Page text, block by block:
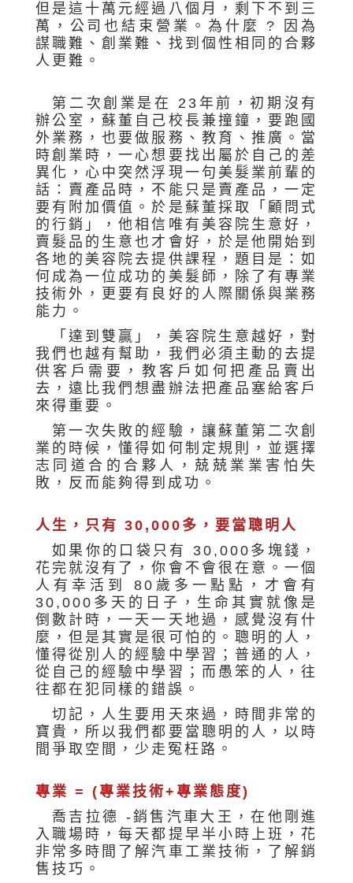
但是這十萬元經過八個月，剩下不到三
萬，公司也結束營業。為什麼 ? 因為
謀職難、創業難、找到個性相同的合夥
人更難。
第二次創業是在 23年前，初期沒有
辦公室，蘇董自己校長兼撞鐘，要跑國
外業務，也要做服務、教育、推廣。當
時創業時，一心想要找出屬於自己的差
異化，心中突然浮現一句美髮業前輩的
話：賣產品時，不能只是賣產品，一定
要有附加價值。於是蘇董採取「顧問式
的行銷」，他相信唯有美容院生意好，
賣髮品的生意也才會好，於是他開始到
各地的美容院去提供課程，題目是：如
何成為一位成功的美髮師，除了有專業
技術外，更要有良好的人際關係與業務
能力。
「達到雙贏」，美容院生意越好，對
我們也越有幫助，我們必須主動的去提
供客戶需要，教客戶如何把產品賣出
去，遠比我們想盡辦法把產品塞給客戶
來得重要。
第一次失敗的經驗，讓蘇董第二次創
業的時候，懂得如何制定規則，並選擇
志同道合的合夥人，兢兢業業害怕失
敗，反而能夠得到成功。
人生，只有 30,000多，要當聰明人
如果你的口袋只有 30,000多塊錢，
花完就沒有了，你會不會很在意。一個
人有幸活到 80歲多一點點，才會有
30,000多天的日子，生命其實就像是
倒數計時，一天一天地過，感覺沒有什
麼，但是其實是很可怕的。聰明的人，
懂得從別人的經驗中學習；普通的人，
從自己的經驗中學習；而愚笨的人，往
往都在犯同樣的錯誤。
切記，人生要用天來過，時間非常的
寶貴，所以我們都要當聰明的人，以時
間爭取空間，少走冤枉路。
專業 = (專業技術+專業態度)
喬吉拉德 -銷售汽車大王，在他剛進
入職場時，每天都提早半小時上班，花
非常多時間了解汽車工業技術，了解銷
售技巧。